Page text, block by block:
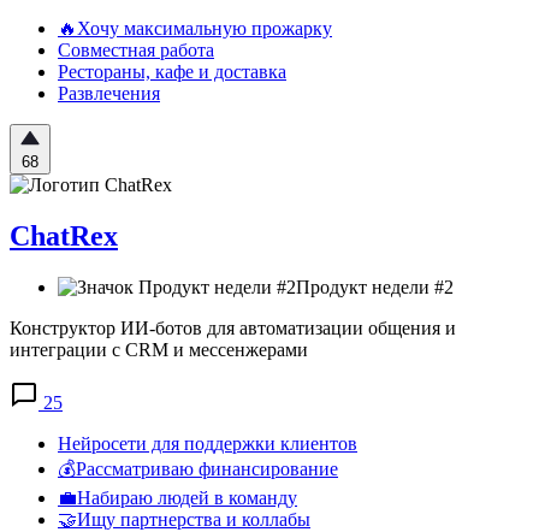
🔥Хочу максимальную прожарку
Совместная работа
Рестораны, кафе и доставка
Развлечения
68
ChatRex
Продукт недели #2
Конструктор ИИ-ботов для автоматизации общения и
интеграции с CRM и мессенжерами
25
Нейросети для поддержки клиентов
💰Рассматриваю финансирование
💼Набираю людей в команду
🤝Ищу партнерства и коллабы